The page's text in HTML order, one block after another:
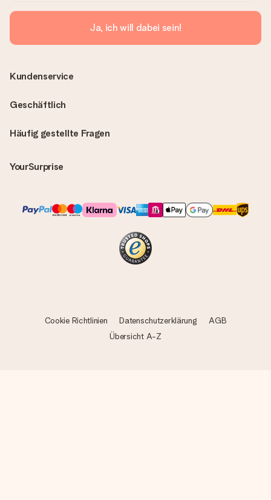
Ja, ich will dabei sein!
Häufig gestellte Fragen
YourSurprise
Kundenservice
Geschäftlich
Cookie Richtlinien Datenschutzerklärung
AGB
Übersicht A-Z